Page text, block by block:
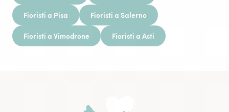
Fioristi a Pisa Fioristi a Salerno
Fioristi a Vimodrone Fioristi a Asti